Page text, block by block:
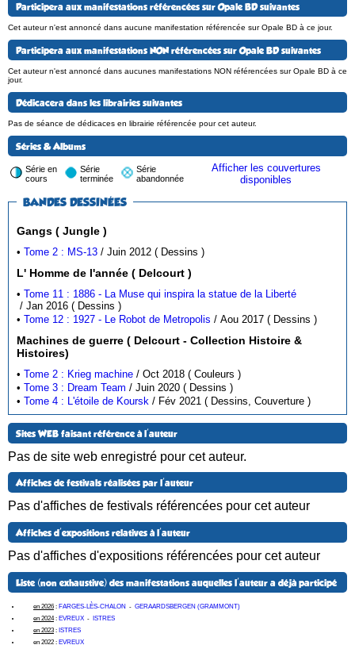
Participera aux manifestations référencées sur Opale BD suivantes
Cet auteur n'est annoncé dans aucune manifestation référencée sur Opale BD à ce jour.
Participera aux manifestations NON référencées sur Opale BD suivantes
Cet auteur n'est annoncé dans aucunes manifestations NON référencées sur Opale BD à ce
jour.
Dédicacera dans les librairies suivantes
Pas de séance de dédicaces en librairie référencée pour cet auteur.
Séries & Albums
Série en
cours
Série
terminée
Série
abandonnée
Afficher les couvertures
disponibles
BANDES DESSINÉES
Gangs ( Jungle )
•Tome 2 : MS-13 / Juin 2012 ( Dessins )
L' Homme de l'année ( Delcourt )
•Tome 11 : 1886 - La Muse qui inspira la statue de la Liberté
/ Jan 2016 ( Dessins )
•Tome 12 : 1927 - Le Robot de Metropolis / Aou 2017 ( Dessins )
Machines de guerre ( Delcourt - Collection Histoire &
Histoires)
•Tome 2 : Krieg machine
/ Oct 2018 ( Couleurs )
•Tome 3 : Dream Team
/ Juin 2020 ( Dessins )
•Tome 4 : L'étoile de Koursk / Fév 2021 ( Dessins, Couverture )
Sites WEB faisant référence à l'auteur
Pas de site web enregistré pour cet auteur.
Affiches de festivals réalisées par l'auteur
Pas d'affiches de festivals référencées pour cet auteur
Affiches d'expositions relatives à l'auteur
Pas d'affiches d'expositions référencées pour cet auteur
Liste (non exhaustive) des manifestations auquelles l'auteur a déjà participé
en 2026 : FARGES-LÈS-CHALON - GERAARDSBERGEN (GRAMMONT)
en 2024: EVREUX -
ISTRES
en 2023 : ISTRES
en 2022 : EVREUX